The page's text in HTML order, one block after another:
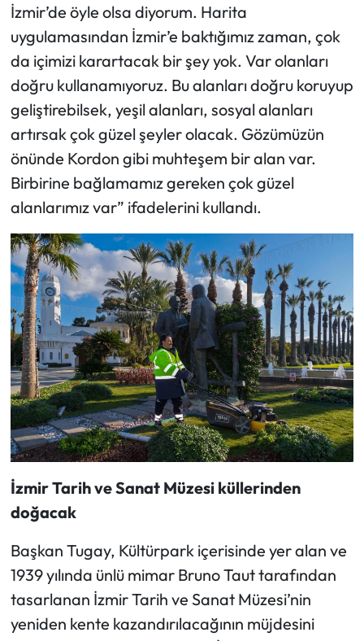
İzmir’de öyle olsa diyorum. Harita
uygulamasından İzmir’e baktığımız zaman, çok
da içimizi karartacak bir şey yok. Var olanları
doğru kullanamıyoruz. Bu alanları doğru koruyup
geliştirebilsek, yeşil alanları, sosyal alanları
artırsak çok güzel şeyler olacak. Gözümüzün
önünde Kordon gibi muhteşem bir alan var.
Birbirine bağlamamız gereken çok güzel
alanlarımız var” ifadelerini kullandı.
İzmir Tarih ve Sanat Müzesi küllerinden
doğacak
Başkan Tugay, Kültürpark içerisinde yer alan ve
1939 yılında ünlü mimar Bruno Taut tarafından
tasarlanan İzmir Tarih ve Sanat Müzesi’nin
yeniden kente kazandırılacağının müjdesini